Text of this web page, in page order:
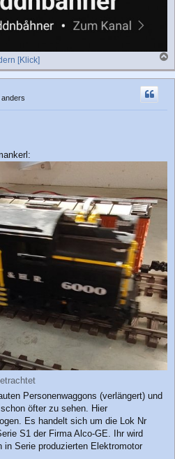
[Klick]
a
c
Personenwaggons (verlängert) und
öfter zu sehen. Hier
Es handelt sich um die Lok Nr
S1 der Firma Alco-GE. Ihr wird
Serie produzierten Elektromotor